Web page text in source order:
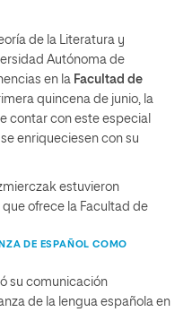
de la Literatura y
Autónoma de
en la Facultad de
quincena de junio, la
contar con este especial
enriqueciesen con su
estuvieron
ofrece la Facultad de
DE ESPAÑOL COMO
su comunicación
de la lengua española en